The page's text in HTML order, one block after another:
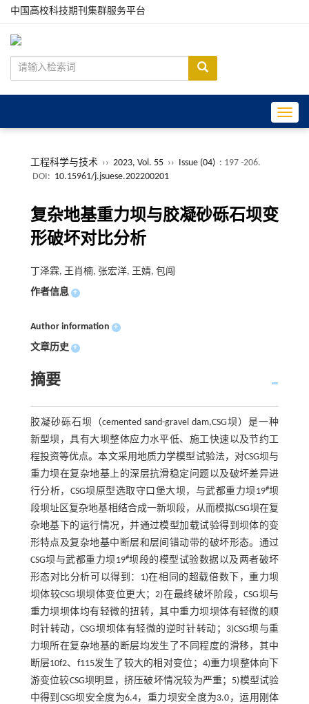
中国高校科技期刊集群服务平台
工程科学与技术 ›› 2023, Vol. 55 ›› Issue (04) : 197 -206.
DOI: 10.15961/j.jsuese.202200201
复杂地基重力坝与胶凝砂砾石坝变
形破坏对比分析
丁泽霖, 王肖楠, 张宏洋, 王婧, 包闯
作者信息 +
Author information +
文章历史 +
摘要
胶凝砂砾石坝（cemented sand-gravel dam,CSG坝）是一种
新型坝，具有大坝整体应力水平低、施工快速以及节约工
程投资等优点。本文采用地质力学模型试验法，对CSG坝与
重力坝在复杂地基上的深层抗滑稳定问题以及破坏差异进
行分析，CSG坝原型选取守口堡大坝，与武都重力坝19#坝
段坝址区复杂地基相结合成一新坝段，从而模拟CSG坝在复
杂地基下的运行情况，并通过模型加载试验得到坝体的变
形特点及复杂地基中断层和层间错动带的破坏形态。通过
CSG坝与武都重力坝19#坝段的模型试验数据以及两者破坏
形态对比分析可以得到：1)在相同的超载倍数下，重力坝
坝体较CSG坝坝体变位更大；2)在最终破坏阶段，CSG坝与
重力坝坝体均有轻微的扭转，其中重力坝坝体有轻微的顺
时针转动，CSG坝坝体有轻微的逆时针转动；3)CSG坝与重
力坝所在复杂地基的断层均发生了不同程度的滑移，其中
断层10f2、f115发生了较大的相对变位；4)重力坝整体向下
游变位较CSG坝明显，挤压破坏情况较为严重；5)模型试验
中得到CSG坝安全度为6.4，重力坝安全度为3.0，运用刚体